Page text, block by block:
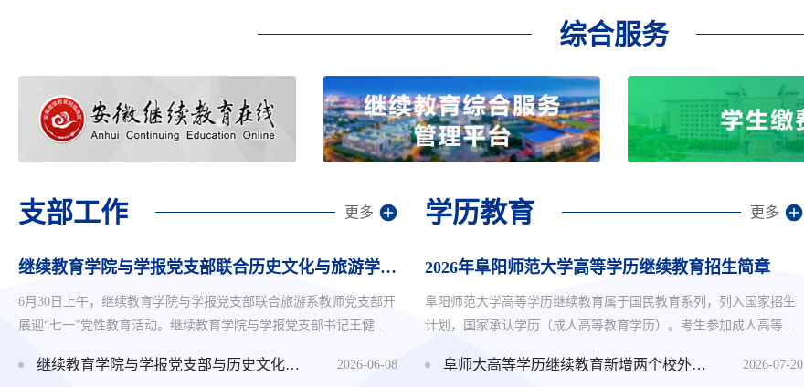
综合服务
支部工作 更多
继续教育学院与学报党支部联合历史文化与旅游学院旅游系教师党支部开展迎“七一”党性教育活动
6月30日上午，继续教育学院与学报党支部联合旅游系教师党支部开
展迎“七一”党性教育活动。继续教育学院与学报党支部书记王健，
及党员代表参加活动。活动首站抵达阜阳四九起义纪念馆。在庄严
继续教育学院与学报党支部与历史文化与旅游学院旅游系党支部举行党建结对共建签约仪式 2026-06-08
学历教育 更多
2026年阜阳师范大学高等学历继续教育招生简章
阜阳师范大学高等学历继续教育属于国民教育系列，列入国家招生
计划，国家承认学历（成人高等教育学历）。考生参加成人高等学
阜师大高等学历继续教育新增两个校外教学点和一个招生专业 2026-07-20